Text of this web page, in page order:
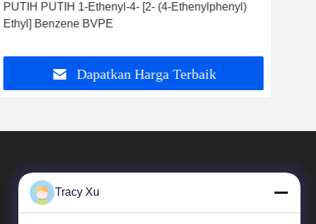
PUTIH PUTIH 1-Ethenyl-4- [2- (4-Ethenylphenyl)
Ethyl] Benzene BVPE
Dapatkan Harga Terbaik
Tracy Xu